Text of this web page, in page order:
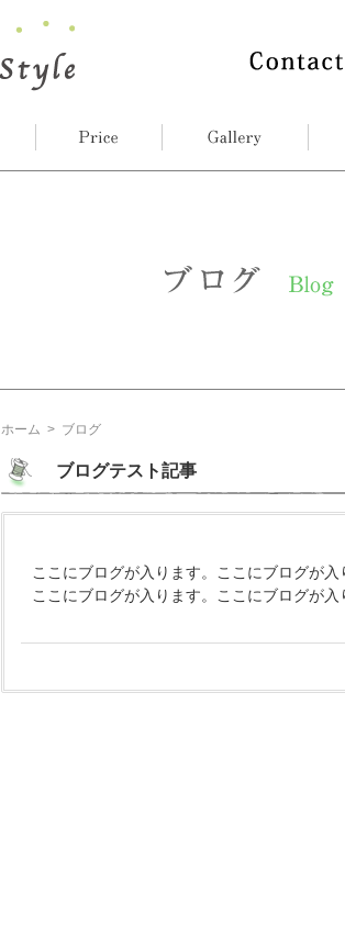
ホーム > ブログ
ブログテスト記事
ここにブログが入ります。ここにブログが入
ここにブログが入ります。ここにブログが入